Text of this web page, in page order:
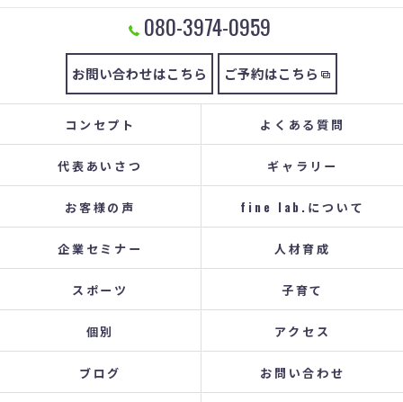
080-3974-0959
お問い合わせはこちら ご予約はこちら
コンセプト よくある質問
代表あいさつ ギャラリー
お客様の声 fine lab.について
企業セミナー 人材育成
スポーツ 子育て
個別 アクセス
ブログ お問い合わせ